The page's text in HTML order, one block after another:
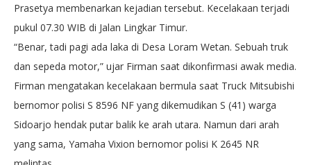
Prasetya membenarkan kejadian tersebut. Kecelakaan terjadi
pukul 07.30 WIB di Jalan Lingkar Timur.
“Benar, tadi pagi ada laka di Desa Loram Wetan. Sebuah truk
dan sepeda motor,” ujar Firman saat dikonfirmasi awak media.
Firman mengatakan kecelakaan bermula saat Truck Mitsubishi
bernomor polisi S 8596 NF yang dikemudikan S (41) warga
Sidoarjo hendak putar balik ke arah utara. Namun dari arah
yang sama, Yamaha Vixion bernomor polisi K 2645 NR